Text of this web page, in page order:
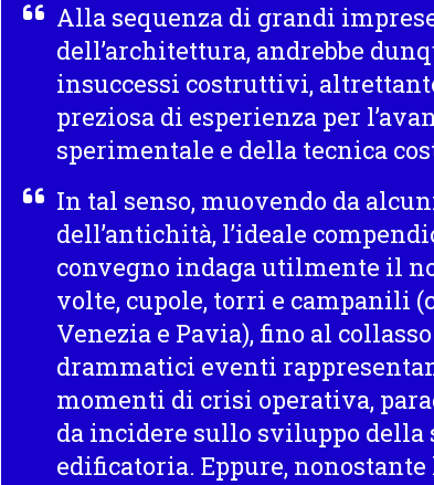
Alla sequenza di grandi
dell’architettura, andrebbe
insuccessi costruttivi,
preziosa di esperienza per
sperimentale e della tecnica
In tal senso, muovendo da
dell’antichità, l’ideale
convegno indaga utilmente il
volte, cupole, torri e campanili
Venezia e Pavia), fino al
drammatici eventi
momenti di crisi operativa,
da incidere sullo sviluppo della
edificatoria. Eppure,